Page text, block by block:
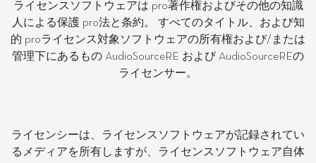
ライセンスソフトウェアは pro著作権およびその他の知識
人による保護 pro法と条約。 すべてのタイトル、および知
的 proライセンス対象ソフトウェアの所有権および/または
管理下にあるもの AudioSourceRE および AudioSourceREの
ライセンサー。
ライセンシーは、ライセンスソフトウェアが記録されてい
るメディアを所有しますが、ライセンスソフトウェア自体